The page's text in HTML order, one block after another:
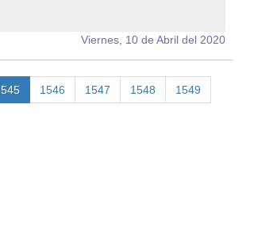
Viernes, 10 de Abril del 2020
1546 1547 1548 1549